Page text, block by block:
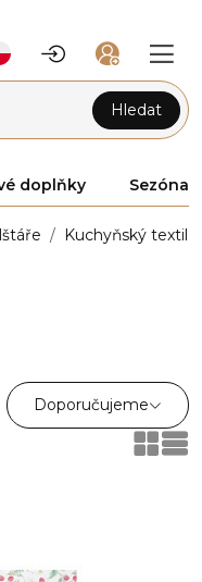
Hledat
doplňky Sezóna
Kuchyňský textil
Doporučujeme